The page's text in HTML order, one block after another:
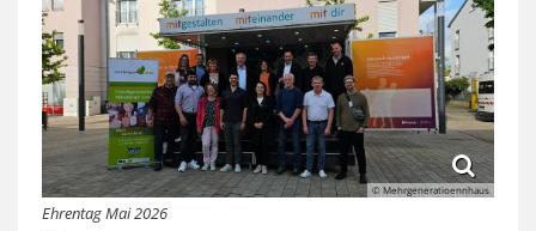
© Mehrgeneratioennhaus
Ehrentag Mai 2026